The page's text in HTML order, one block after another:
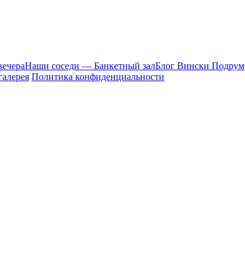
Наши соседи — Банкетный залБлог Вински Подрум
Политика конфиденциальности